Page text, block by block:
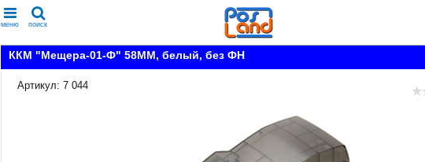
меню поиск
ККМ "Мещера-01-Ф" 58ММ, белый, без ФН
Артикул: 7 044